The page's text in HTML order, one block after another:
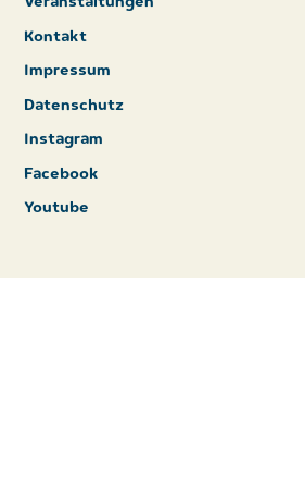
Veranstaltungen
Kontakt
Impressum
Datenschutz
Instagram
Facebook
Youtube